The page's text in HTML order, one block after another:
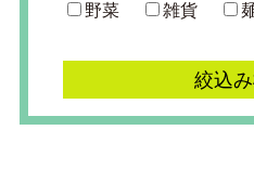
野菜 雑貨
絞込